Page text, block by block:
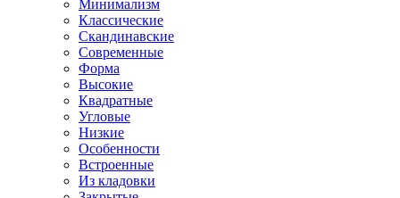
Минимализм
Классические
Скандинавские
Современные
Форма
Высокие
Квадратные
Угловые
Низкие
Особенности
Встроенные
Из кладовки